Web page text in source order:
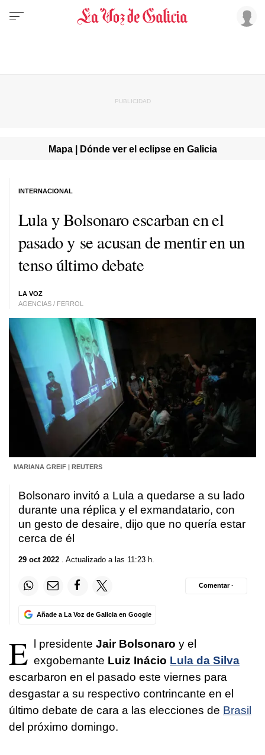
Mapa | Dónde ver el eclipse en Galicia
Lula y Bolsonaro escarban en el
pasado y se acusan de mentir en un
tenso último debate
LA VOZ
AGENCIAS / FERROL
INTERNACIONAL
MARIANA GREIF | REUTERS
Bolsonaro invitó a Lula a quedarse a su lado
durante una réplica y el exmandatario, con
un gesto de desaire, dijo que no quería estar
cerca de él
29 oct 2022 . Actualizado a las 11:23 h.
Añade a La Voz de Galicia en Google
Comentar ·
E l presidente Jair Bolsonaro y el
exgobernante Luiz Inácio Lula da Silva
escarbaron en el pasado este viernes para
desgastar a su respectivo contrincante en el
último debate de cara a las elecciones de Brasil
del próximo domingo.